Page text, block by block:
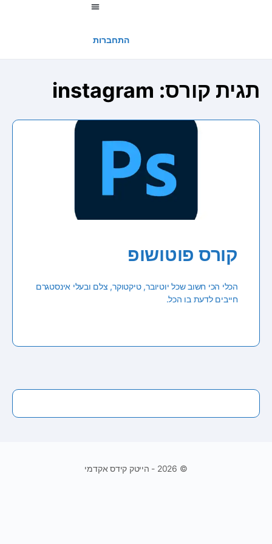
התחברות
תגית קורס: instagram
קורס פוטושופ
הכלי הכי חשוב שכל יוטיובר, טיקטוקר, צלם ובעלי אינסטגרם
חייבים לדעת בו הכל.
© 2026 - הייטק קידס אקדמי